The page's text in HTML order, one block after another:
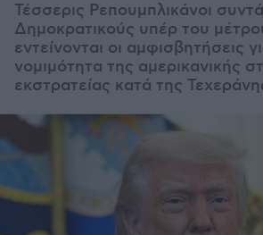
Τέσσερις Ρεπουμπλικάνοι
Δημοκρατικούς υπέρ του
εντείνονται οι αμφισβητήσεις
νομιμότητα της αμερικανικής
εκστρατείας κατά της